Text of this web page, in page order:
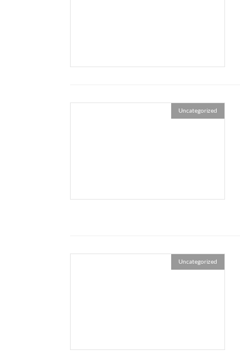
Uncategorized
Uncategorized